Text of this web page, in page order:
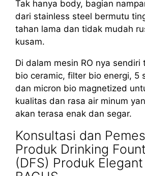
Tak hanya body, bagian
dari stainless steel bermutu
tahan lama dan tidak mudah
kusam.
Di dalam mesin RO nya
bio ceramic, filter bio energi, 5
dan micron bio magnetized
kualitas dan rasa air minum
akan terasa enak dan segar.
Konsultasi dan
Produk Drinking
(DFS) Produk